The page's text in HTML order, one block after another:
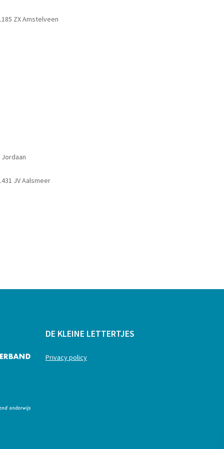
ZX Amstelveen
JV Aalsmeer
DE KLEINE LETTERTJES
Privacy policy